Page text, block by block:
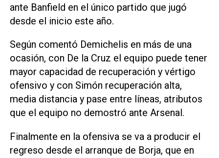
ante Banfield en el único partido que jugó
desde el inicio este año.
Según comentó Demichelis en más de una
ocasión, con De la Cruz el equipo puede tener
mayor capacidad de recuperación y vértigo
ofensivo y con Simón recuperación alta,
media distancia y pase entre líneas, atributos
que el equipo no demostró ante Arsenal.
Finalmente en la ofensiva se va a producir el
regreso desde el arranque de Borja, que en